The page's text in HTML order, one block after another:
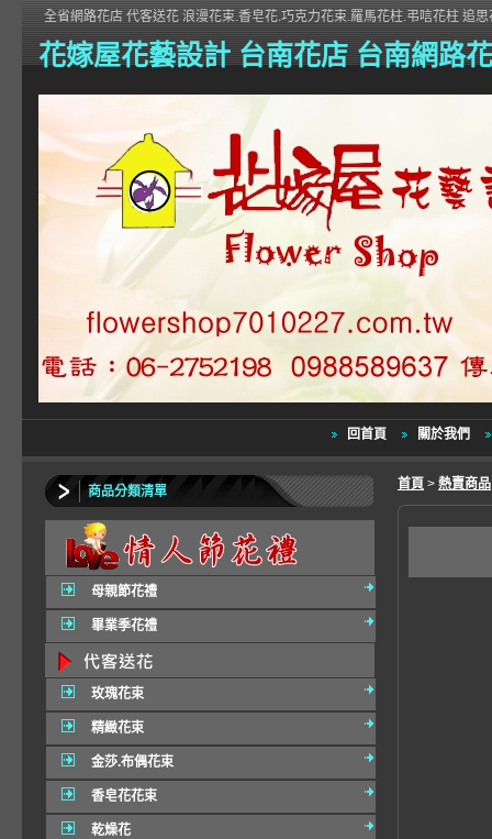
花嫁屋花藝設計 台南花店 台南網路
全省網路花店 代客送花 浪漫花束.香皂花.巧克力花束.羅馬花柱.弔唁花柱 追
回首頁 關於我們
商品分類清單
母親節花禮
畢業季花禮
玫瑰花束
精緻花束
金莎.布偶花束
香皂花花束
乾燥花
首頁 > 熱賣商品